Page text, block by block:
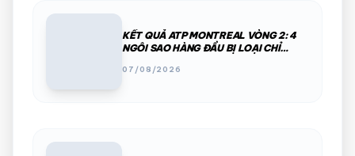
KẾT QUẢ ATP MONTREAL VÒNG 2: 4
NGÔI SAO HÀNG ĐẦU BỊ LOẠI CHỈ
07/08/2026